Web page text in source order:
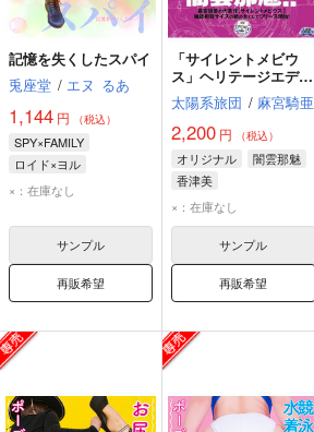
記憶を失くしたスパイ
兎座堂 / エヌ るあ
1,144 円 （税込）
SPY×FAMILY
ロイド×ヨル
ロイド・フォージャー
×：在庫なし
サンプル
再販希望
「サイレントメビウ
ス」ヘリテージエディ
ション02「闇雲那魅」
太陽系旅団 / 麻宮騎亜
2,200 円 （税込）
オリジナル
闇雲那魅
香津美
×：在庫なし
サンプル
再販希望